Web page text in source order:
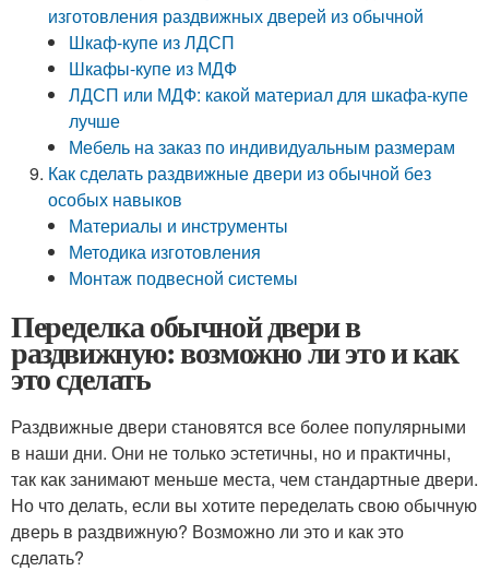
изготовления раздвижных дверей из обычной
Шкаф-купе из ЛДСП
Шкафы-купе из МДФ
ЛДСП или МДФ: какой материал для шкафа‑купе
лучше
Мебель на заказ по индивидуальным размерам
Как сделать раздвижные двери из обычной без
особых навыков
Материалы и инструменты
Методика изготовления
Монтаж подвесной системы
Переделка обычной двери в
раздвижную: возможно ли это и как
это сделать
Раздвижные двери становятся все более популярными
в наши дни. Они не только эстетичны, но и практичны,
так как занимают меньше места, чем стандартные двери.
Но что делать, если вы хотите переделать свою обычную
дверь в раздвижную? Возможно ли это и как это
сделать?